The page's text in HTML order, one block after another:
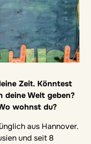
Zeit. Könntest
deine Welt geben?
wohnst du?
aus Hannover.
und seit 8